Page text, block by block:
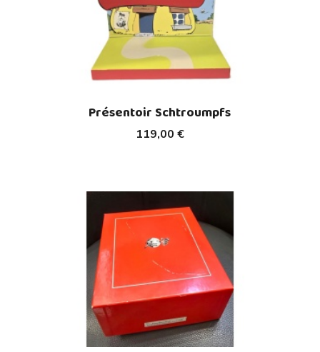
119,00 €
Présentoir Schtroumpfs